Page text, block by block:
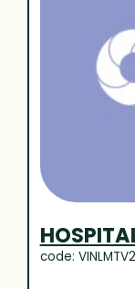
code: